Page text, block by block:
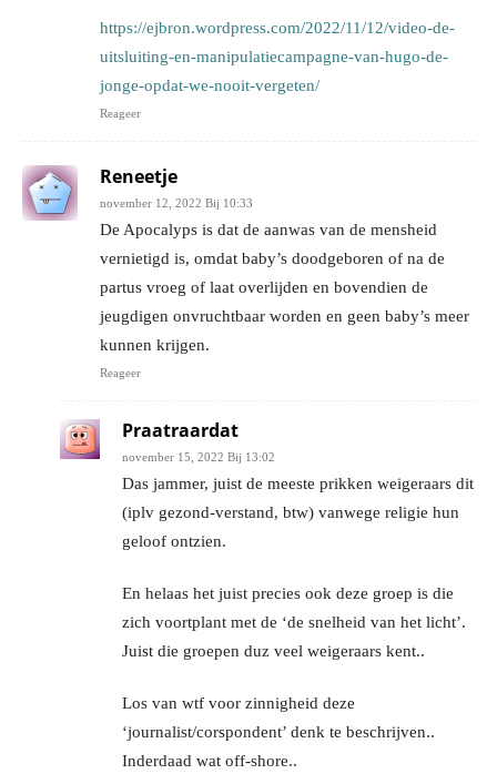
https://ejbron.wordpress.com/2022/11/12/video-de-
uitsluiting-en-manipulatiecampagne-van-hugo-de-
jonge-opdat-we-nooit-vergeten/
Reageer
Reneetje
november 12, 2022 Bij 10:33
De Apocalyps is dat de aanwas van de mensheid
vernietigd is, omdat baby’s doodgeboren of na de
partus vroeg of laat overlijden en bovendien de
jeugdigen onvruchtbaar worden en geen baby’s meer
kunnen krijgen.
Reageer
Praatraardat
november 15, 2022 Bij 13:02
Das jammer, juist de meeste prikken weigeraars dit
(iplv gezond-verstand, btw) vanwege religie hun
geloof ontzien.
En helaas het juist precies ook deze groep is die
zich voortplant met de ‘de snelheid van het licht’.
Juist die groepen duz veel weigeraars kent..
Los van wtf voor zinnigheid deze
‘journalist/corspondent’ denk te beschrijven..
Inderdaad wat off-shore..